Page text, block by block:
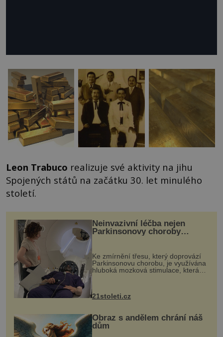
Leon Trabuco realizuje své aktivity na jihu
Spojených států na začátku 30. let minulého
století.
Neinvazivní léčba nejen
Parkinsonovy choroby
Ke zmírnění třesu, který doprovází
Parkinsonovu chorobu, je využívána
hluboká mozková stimulace, která
však vyžaduje vysoce invazivní
k dostatečně přesnému zacílení ...
21stoleti.cz
Obraz s andělem chrání náš
dům